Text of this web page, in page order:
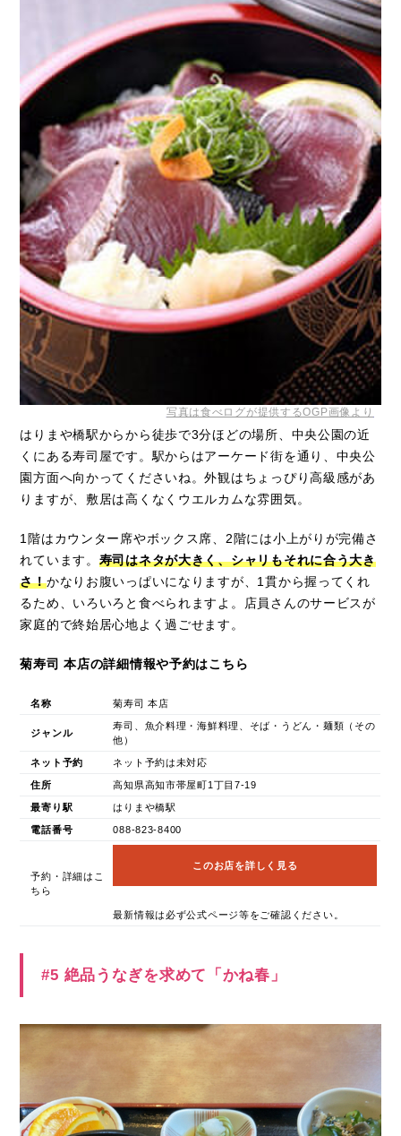
写真は食べログが提供するOGP画像より
はりまや橋駅からから徒歩で3分ほどの場所、中央公園の近
くにある寿司屋です。駅からはアーケード街を通り、中央公
園方面へ向かってくださいね。外観はちょっぴり高級感があ
りますが、敷居は高くなくウエルカムな雰囲気。
1階はカウンター席やボックス席、2階には小上がりが完備さ
れています。 寿司はネタが大きく、シャリもそれに合う大き
さ！かなりお腹いっぱいになりますが、1貫から握ってくれ
るため、いろいろと食べられますよ。店員さんのサービスが
家庭的で終始居心地よく過ごせます。
菊寿司 本店の詳細情報や予約はこちら
名称 菊寿司 本店
ジャンル
寿司、魚介料理・海鮮料理、そば・うどん・麺類（その
他）
ネット予約 ネット予約は未対応
住所 高知県高知市帯屋町1丁目7-19
最寄り駅 はりまや橋駅
電話番号 088-823-8400
予約・詳細はこ
ちら
このお店を詳しく見る
最新情報は必ず公式ページ等をご確認ください。
#5 絶品うなぎを求めて「かね春」